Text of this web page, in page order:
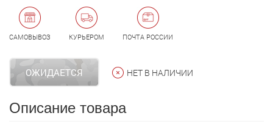
САМОВЫВОЗ КУРЬЕРОМ ПОЧТА РОССИИ
ОЖИДАЕТСЯ НЕТ В НАЛИЧИИ
Описание товара